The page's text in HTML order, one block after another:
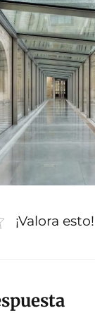
¡Valora esto!